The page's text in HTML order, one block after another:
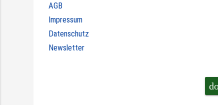
AGB
Impressum
Datenschutz
Newsletter